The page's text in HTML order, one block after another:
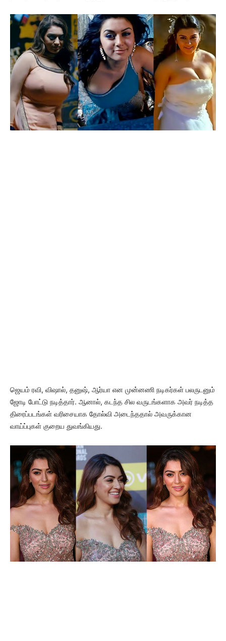
ஜெயம் ரவி, விஷால், தனுஷ், ஆர்யா என முன்னணி நடிகர்கள் பலருடனும்
ஜோடி போட்டு நடித்தார். ஆனால், கடந்த சில வருடங்களாக அவர் நடித்த
திரைப்படங்கள் வரிசையாக தோல்வி அடைந்ததால் அவருக்கான
வாய்ப்புகள் குறைய துவங்கியது.